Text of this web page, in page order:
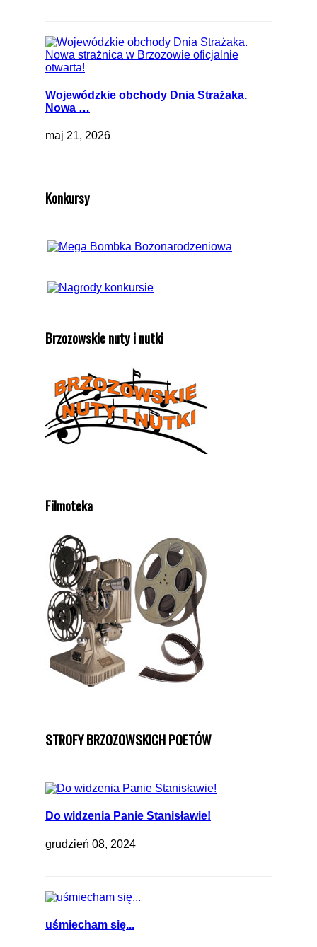
Wojewódzkie obchody Dnia Strażaka.
Nowa …
maj 21, 2026
Konkursy
Brzozowskie nuty i nutki
Filmoteka
STROFY BRZOZOWSKICH POETÓW
Do widzenia Panie Stanisławie!
grudzień 08, 2024
uśmiecham się...